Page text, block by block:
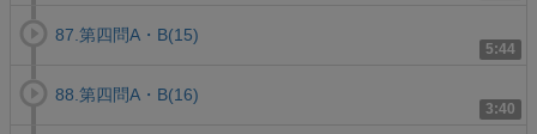
5:44
87.第四問A・B(15)
3:40
88.第四問A・B(16)